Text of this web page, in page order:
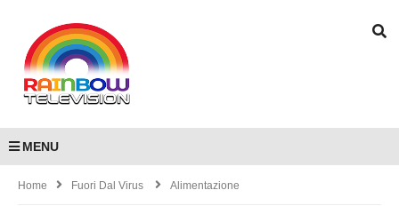
MENU
Home Fuori Dal Virus Alimentazione